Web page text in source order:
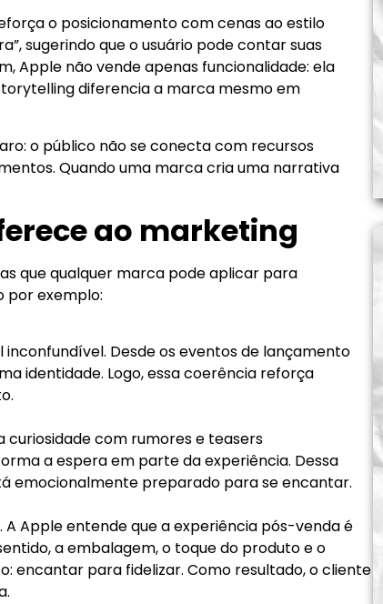
o posicionamento com cenas ao estilo
sugerindo que o usuário pode contar suas
Apple não vende apenas funcionalidade: ela
diferencia a marca mesmo em
o público não se conecta com recursos
Quando uma marca cria uma narrativa
ao marketing
que qualquer marca pode aplicar para
por exemplo:
Desde os eventos de lançamento
identidade. Logo, essa coerência reforça
curiosidade com rumores e teasers
a espera em parte da experiência. Dessa
emocionalmente preparado para se encantar.
Apple entende que a experiência pós-venda é
a embalagem, o toque do produto e o
encantar para fidelizar. Como resultado, o cliente